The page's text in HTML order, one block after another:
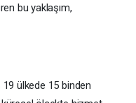
bu yaklaşım,
ülkede 15 binden